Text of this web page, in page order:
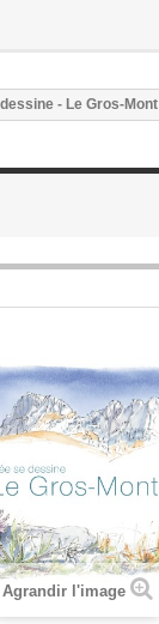
- Le Gros-Mont
Agrandir l'image